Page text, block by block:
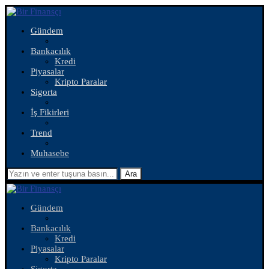
Gündem
Bankacılık
Kredi
Piyasalar
Kripto Paralar
Sigorta
İş Fikirleri
Trend
Muhasebe
Ara
Gündem
Bankacılık
Kredi
Piyasalar
Kripto Paralar